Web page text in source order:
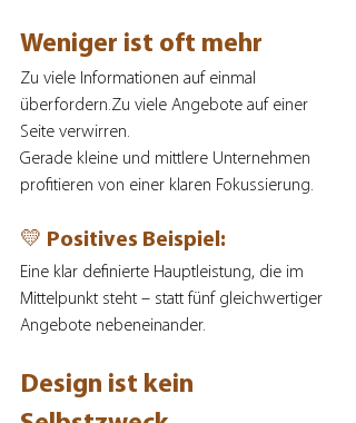
Weniger ist oft mehr
Zu viele Informationen auf einmal
überfordern.Zu viele Angebote auf einer
Seite verwirren.
Gerade kleine und mittlere Unternehmen
profitieren von einer klaren Fokussierung.
💛 Positives Beispiel:
Eine klar definierte Hauptleistung, die im
Mittelpunkt steht – statt fünf gleichwertiger
Angebote nebeneinander.
Design ist kein